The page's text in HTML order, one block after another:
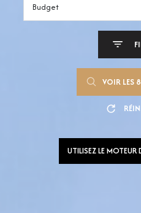
Budget
VOIR LES
UTILISEZ LE MOTEUR